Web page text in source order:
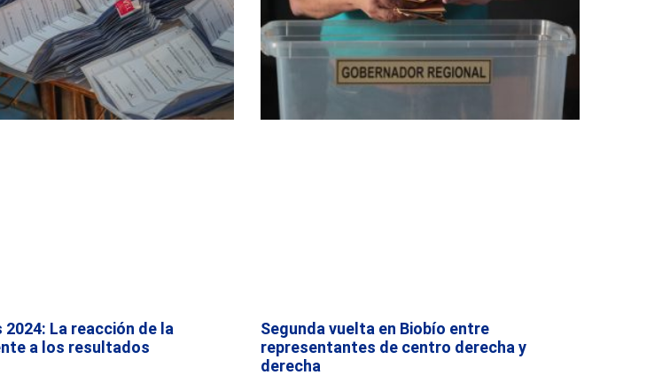
2024: La reacción de la
a los resultados
Segunda vuelta en Biobío entre
representantes de centro derecha y
derecha